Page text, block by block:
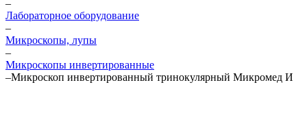
–
Лабораторное оборудование
–
Микроскопы, лупы
–
Микроскопы инвертированные
–Микроскоп инвертированный тринокулярный Микромед И